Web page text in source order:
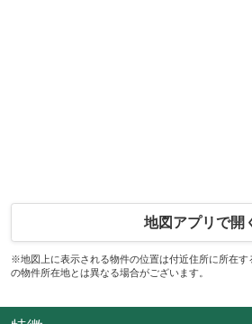
地図アプリで開
※地図上に表示される物件の位置は付近住所に所在す
の物件所在地とは異なる場合がございます。